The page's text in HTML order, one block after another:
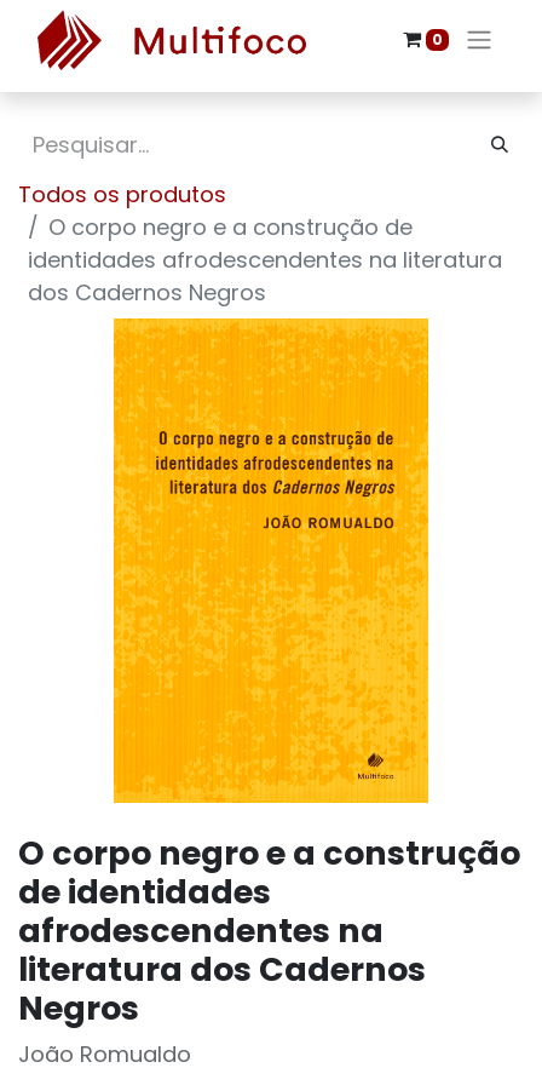
0
Todos os produtos
O corpo negro e a construção de
identidades afrodescendentes na literatura
dos Cadernos Negros
O corpo negro e a construção
de identidades
afrodescendentes na
literatura dos Cadernos
Negros
João Romualdo